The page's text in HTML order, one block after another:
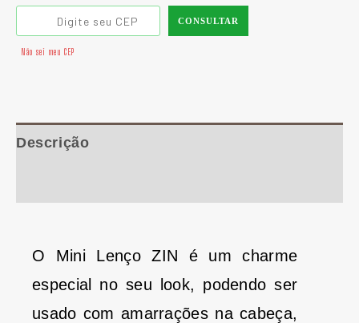
CONSULTAR
Não sei meu CEP
Descrição
O Mini Lenço ZIN é um charme
especial no seu look, podendo ser
usado com amarrações na cabeça,